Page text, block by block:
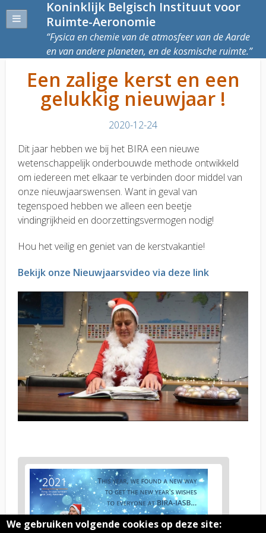
Koninklijk Belgisch Instituut voor
Ruimte-Aeronomie
Fysica en chemie van de atmosfeer van de Aarde
en van andere planeten, en de kosmische ruimte.
Een zalige kerst en een
gelukkig nieuwjaar !
2020-12-24
Dit jaar hebben we bij het BIRA een nieuwe
wetenschappelijk onderbouwde methode ontwikkeld
om iedereen met elkaar te verbinden door middel van
onze nieuwjaarswensen. Want in geval van
tegenspoed hebben we alleen een beetje
vindingrijkheid en doorzettingsvermogen nodig!
Hou het veilig en geniet van de kerstvakantie!
Bekijk onze Nieuwjaarsvideo via deze link
News
image
1
We gebruiken volgende cookies op deze site: